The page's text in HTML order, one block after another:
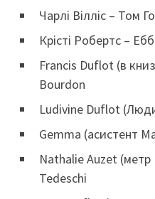
Чарлі Вілліс – Том
Крісті Робертс –
Francis Duflot (в
Bourdon
Ludivine Duflot
Gemma (асистент
Nathalie Auzet (метр
Tedeschi